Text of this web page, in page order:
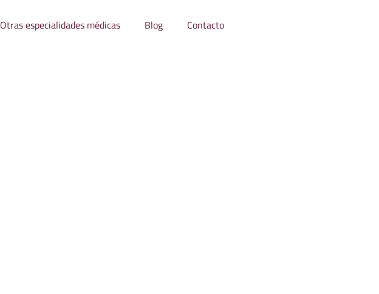
Otras especialidades médicas Blog Contacto